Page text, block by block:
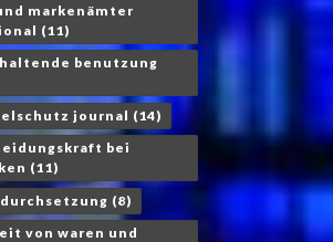
markenämter
(11)
benutzung
journal (14)
bei
(11)
(8)
von waren und